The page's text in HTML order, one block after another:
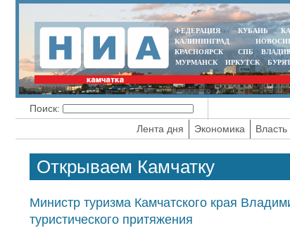
ФЕДЕРАЦИЯ КУБАНЬ
КАЛИНИНГРАД
КРАСНОЯРСК
СПБ
МУРМАНСК
ИРКУТСК
Поиск:
Лента дня
Экономика Власть
Открываем Камчатку
Министр туризма Камчатского края
туристического притяжения